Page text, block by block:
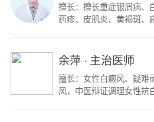
擅长：擅长重症银屑病、
药疹、皮肌炎、黄褐斑、
余萍· 主治医师
擅长：女性白癜风、疑难
风，中医辩证调理女性抗